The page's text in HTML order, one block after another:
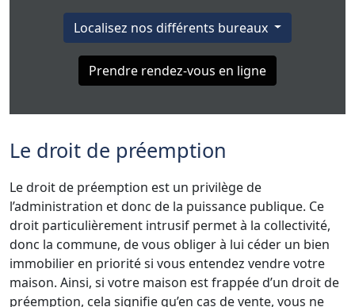
Localisez nos différents bureaux
Prendre rendez-vous en ligne
Le droit de préemption
Le droit de préemption est un privilège de
l’administration et donc de la puissance publique. Ce
droit particulièrement intrusif permet à la collectivité,
donc la commune, de vous obliger à lui céder un bien
immobilier en priorité si vous entendez vendre votre
maison. Ainsi, si votre maison est frappée d’un droit de
préemption, cela signifie qu’en cas de vente, vous ne